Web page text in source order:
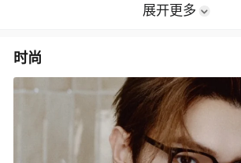
展开更多
时尚